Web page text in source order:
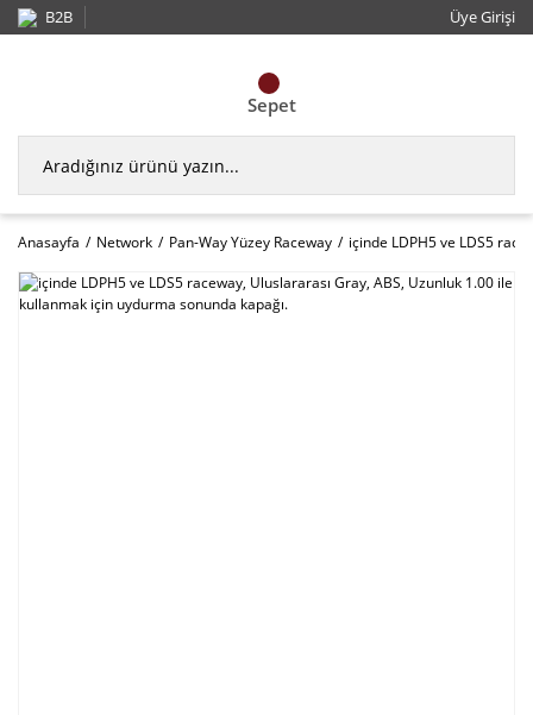
B2B Üye Girişi
Sepet
Anasayfa Network Pan-Way Yüzey Raceway içinde LDPH5 ve LDS5